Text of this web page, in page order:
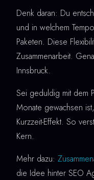
Denk daran: Du
und in welchem
Paketen. Diese
Zusammenarbeit.
Innsbruck.
Sei geduldig mit dem
Monate gewachsen
Kurzzeit-Effekt. So
Kern.
Mehr dazu:
die Idee hinter SEO